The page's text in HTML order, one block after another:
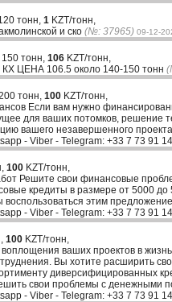
тонн, 1 KZT/тонн,
и ско (№: 37965) 09-12-
150 тонн, 106 KZT/тонн,
ЦЕНА 106.5 около 140-150 тонн
тонн, 100 KZT/тонн,
Если вам нужно
для ваших потомков,
вашего незавершенного
- Viber - Telegram: +33 7 73 91
100 KZT/тонн,
Решите свои финансовые
кредиты в размере от 5000 до
воспользоваться этим
- Viber - Telegram: +33 7 73 91
100 KZT/тонн,
ваших проектов в
Вы хотите расширить
диверсифицированных
свои проблемы с денежными
- Viber - Telegram: +33 7 73 91